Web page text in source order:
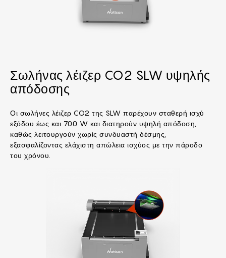
Σωλήνας λέιζερ CO2 SLW υψηλής
απόδοσης
Οι σωλήνες λέιζερ CO2 της SLW παρέχουν σταθερή ισχύ
εξόδου έως και 700 W και διατηρούν υψηλή απόδοση,
καθώς λειτουργούν χωρίς συνδυαστή δέσμης,
εξασφαλίζοντας ελάχιστη απώλεια ισχύος με την πάροδο
του χρόνου.